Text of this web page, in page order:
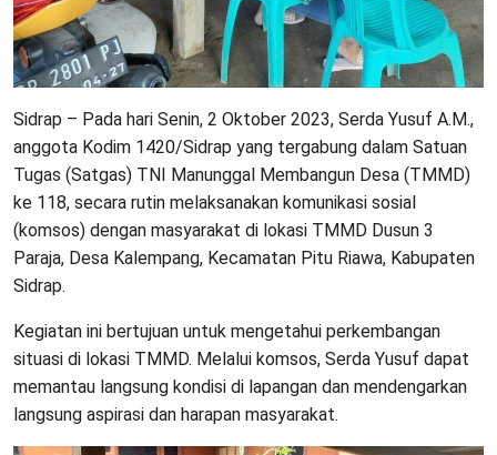
Sidrap – Pada hari Senin, 2 Oktober 2023, Serda Yusuf A.M.,
anggota Kodim 1420/Sidrap yang tergabung dalam Satuan
Tugas (Satgas) TNI Manunggal Membangun Desa (TMMD)
ke 118, secara rutin melaksanakan komunikasi sosial
(komsos) dengan masyarakat di lokasi TMMD Dusun 3
Paraja, Desa Kalempang, Kecamatan Pitu Riawa, Kabupaten
Sidrap.
Kegiatan ini bertujuan untuk mengetahui perkembangan
situasi di lokasi TMMD. Melalui komsos, Serda Yusuf dapat
memantau langsung kondisi di lapangan dan mendengarkan
langsung aspirasi dan harapan masyarakat.